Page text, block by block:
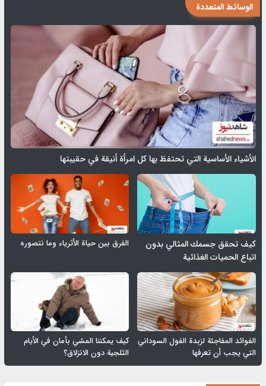
الوسائط المتعددة
الأشياء الأساسية التي تحتفظ بها كل امرأة أنيقة في حقيبتها
كيف تحقق جسمك المثالي بدون
اتباع الحميات الغذائية
الفرق بين حياة الأثرياء وما نتصوره
الفوائد المفاجئة لزبدة الفول السوداني
التي يجب أن تعرفها
كيف يمكننا المشي بأمان في الأيام
الثلجية دون الانزلاق؟